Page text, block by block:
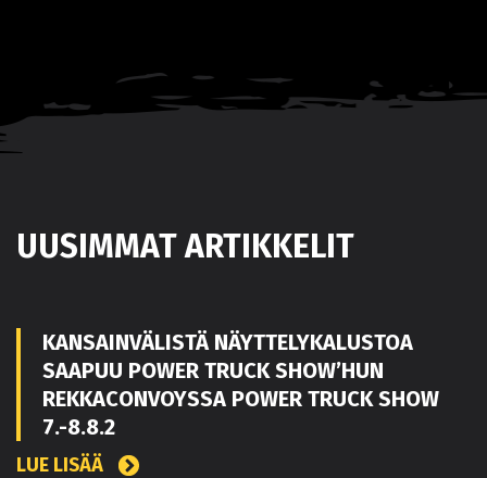
UUSIMMAT ARTIKKELIT
KANSAINVÄLISTÄ NÄYTTELYKALUSTOA
SAAPUU POWER TRUCK SHOW’HUN
REKKACONVOYSSA POWER TRUCK SHOW
7.-8.8.2
LUE LISÄÄ